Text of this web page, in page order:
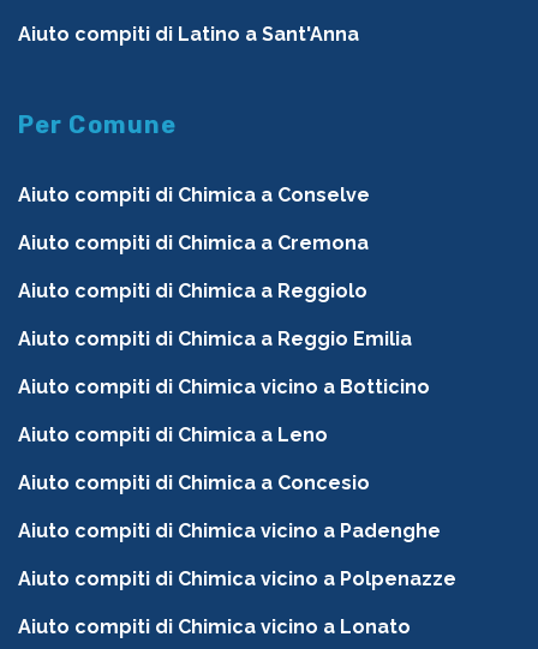
Aiuto compiti di Latino a Sant'Anna
Per Comune
Aiuto compiti di Chimica a Conselve
Aiuto compiti di Chimica a Cremona
Aiuto compiti di Chimica a Reggiolo
Aiuto compiti di Chimica a Reggio Emilia
Aiuto compiti di Chimica vicino a Botticino
Aiuto compiti di Chimica a Leno
Aiuto compiti di Chimica a Concesio
Aiuto compiti di Chimica vicino a Padenghe
Aiuto compiti di Chimica vicino a Polpenazze
Aiuto compiti di Chimica vicino a Lonato